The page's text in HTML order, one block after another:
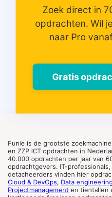
Zoek direct in
opdrachten. Wil
naar Pro
Gratis
Funle is de grootste
en ZZP ICT opdrachten in
40.000 opdrachten per jaar van
opdrachtgevers. IT-
detacheerders vinden hier
Cloud & DevOps, Data engineering
Projectmanagement en tientallen